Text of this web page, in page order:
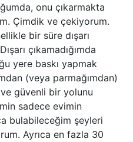
onu çıkarmakta
Çimdik ve çekiyorum.
bir süre dışarı
çıkamadığımda
yere baskı yapmak
(veya parmağımdan)
ve güvenli bir yolunu
sadece evimin
bulabileceğim şeyleri
Ayrıca en fazla 30